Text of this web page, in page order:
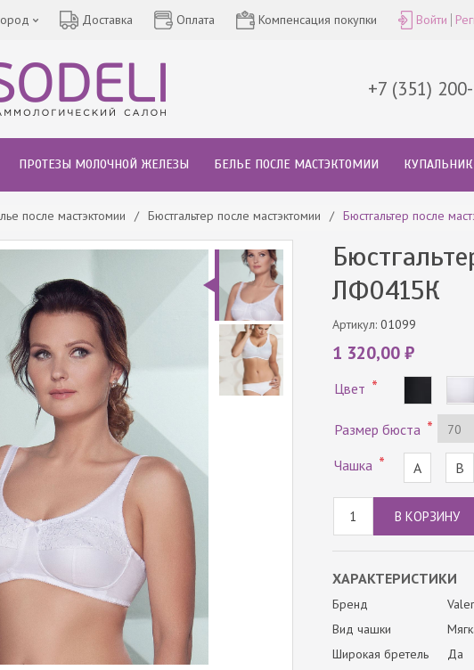
Доставка Оплата Компенсация покупки Войти
+7 (351)
ПРОТЕЗЫ МОЛОЧНОЙ ЖЕЛЕЗЫ БЕЛЬЕ ПОСЛЕ МАСТЭКТОМИИ
после мастэктомии / Бюстгальтер после мастэктомии / Бюстгальтер после
ЛФ0415К
Артикул: 01099
1 320,00 ₽
Цвет *
Размер бюста *
Чашка * A B
ХАРАКТЕРИСТИКИ
Бренд
Вид чашки
Широкая бретель
Да